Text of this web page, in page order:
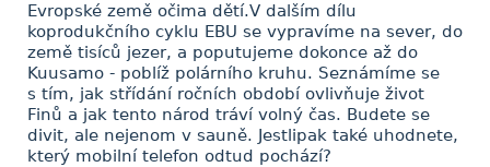
Evropské země očima dětí.V dalším dílu
koprodukčního cyklu EBU se vypravíme na sever, do
země tisíců jezer, a poputujeme dokonce až do
Kuusamo - poblíž polárního kruhu. Seznámíme se
s tím, jak střídání ročních období ovlivňuje život
Finů a jak tento národ tráví volný čas. Budete se
divit, ale nejenom v sauně. Jestlipak také uhodnete,
který mobilní telefon odtud pochází?